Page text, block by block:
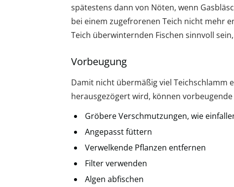
spätestens dann von Nöten, wenn
bei einem zugefrorenen Teich nicht mehr
Teich überwinternden Fischen sinnvoll
Vorbeugung
Damit nicht übermäßig viel Teichschlamm
herausgezögert wird, können
Gröbere Verschmutzungen, wie
Angepasst füttern
Verwelkende Pflanzen entfernen
Filter verwenden
Algen abfischen